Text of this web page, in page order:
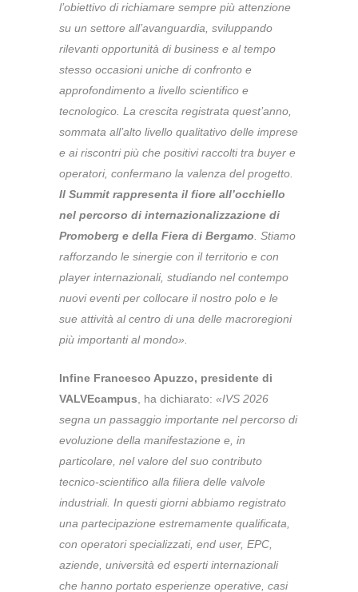
l’obiettivo di richiamare sempre più attenzione
su un settore all’avanguardia, sviluppando
rilevanti opportunità di business e al tempo
stesso occasioni uniche di confronto e
approfondimento a livello scientifico e
tecnologico. La crescita registrata quest’anno,
sommata all’alto livello qualitativo delle imprese
e ai riscontri più che positivi raccolti tra buyer e
operatori, confermano la valenza del progetto.
Il Summit rappresenta il fiore all’occhiello
nel percorso di internazionalizzazione di
Promoberg e della Fiera di Bergamo. Stiamo
rafforzando le sinergie con il territorio e con
player internazionali, studiando nel contempo
nuovi eventi per collocare il nostro polo e le
sue attività al centro di una delle macroregioni
più importanti al mondo».
Infine Francesco Apuzzo, presidente di
VALVEcampus, ha dichiarato: «IVS 2026
segna un passaggio importante nel percorso di
evoluzione della manifestazione e, in
particolare, nel valore del suo contributo
tecnico-scientifico alla filiera delle valvole
industriali. In questi giorni abbiamo registrato
una partecipazione estremamente qualificata,
con operatori specializzati, end user, EPC,
aziende, università ed esperti internazionali
che hanno portato esperienze operative, casi